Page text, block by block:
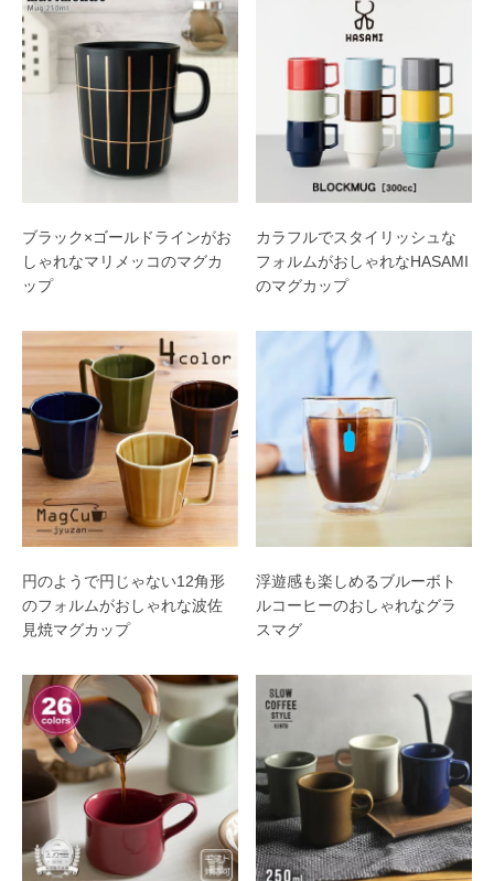
ブラック×ゴールドラインがお
しゃれなマリメッコのマグカ
ップ
カラフルでスタイリッシュな
フォルムがおしゃれなHASAMI
のマグカップ
円のようで円じゃない12角形
のフォルムがおしゃれな波佐
見焼マグカップ
浮遊感も楽しめるブルーボト
ルコーヒーのおしゃれなグラ
スマグ